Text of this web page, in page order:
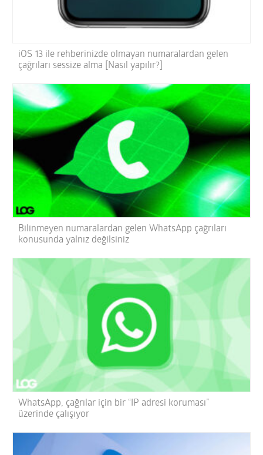
iOS 13 ile rehberinizde olmayan numaralardan gelen
çağrıları sessize alma [Nasıl yapılır?]
Bilinmeyen numaralardan gelen WhatsApp çağrıları
konusunda yalnız değilsiniz
WhatsApp, çağrılar için bir “IP adresi koruması”
üzerinde çalışıyor